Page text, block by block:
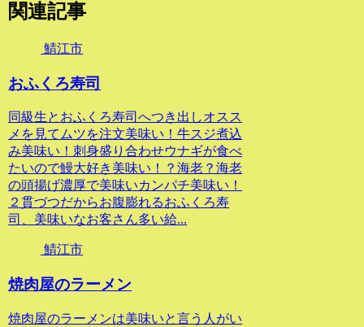
関連記事
鯖江市
おふくろ寿司
同級生とおふくろ寿司へつき出しオスス
メを見てムツを注文美味い！牛スジ煮込
み美味い！刺身盛り合わせウナギが食べ
たいので鰻大好き美味い！？海老？海老
の頭揚げ濃厚で美味いカンパチ美味い！
２貫づつだからお腹膨れるおふくろ寿
司、美味いなお客さん多い給...
鯖江市
焼肉屋のラーメン
焼肉屋のラーメンは美味いと言う人がい